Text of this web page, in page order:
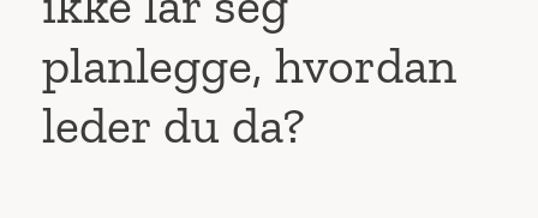
planlegge, hvordan
leder du da?